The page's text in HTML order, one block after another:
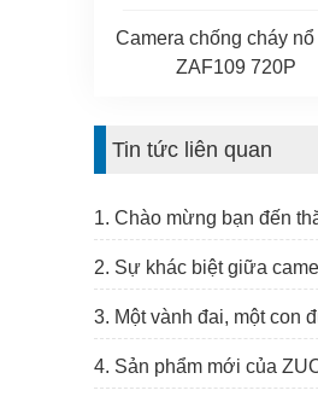
Camera chống cháy nổ
ZAF109 720P
Tin tức liên quan
1. Chào mừng bạn đến
2. Sự khác biệt giữa
3. Một vành đai, một con
4. Sản phẩm mới của